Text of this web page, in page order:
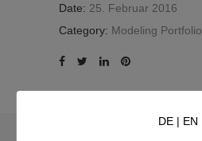
Date: 25. Februar 2016
Category: Modeling Portfolio
DE| EN